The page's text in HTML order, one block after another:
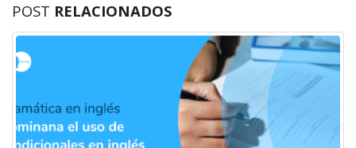
POST RELACIONADOS